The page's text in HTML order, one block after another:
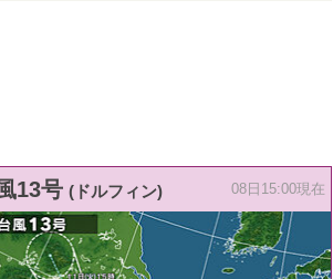
13号 (ドルフィン) 08日15:00現在